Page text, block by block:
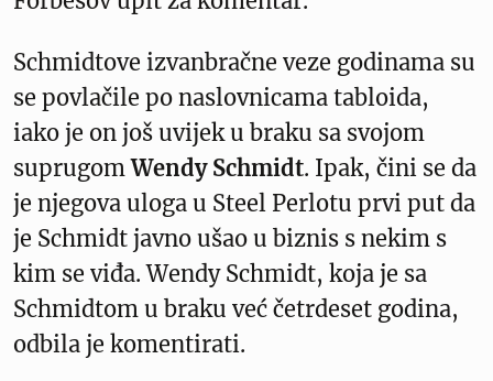
Schmidtove izvanbračne veze godinama su
se povlačile po naslovnicama tabloida,
iako je on još uvijek u braku sa svojom
suprugomWendy Schmidt. Ipak, čini se da
je njegova uloga u Steel Perlotu prvi put da
je Schmidt javno ušao u biznis s nekim s
kim se viđa. Wendy Schmidt, koja je sa
Schmidtom u braku već četrdeset godina,
odbila je komentirati.